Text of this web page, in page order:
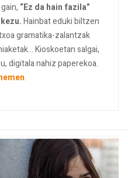
“Ez da hain fazila”
Hainbat eduki biltzen
gramatika-zalantzak
Kioskoetan salgai,
digitala nahiz paperekoa.
.